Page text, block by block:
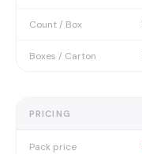
Count / Box
Boxes / Carton
PRICING
Pack price